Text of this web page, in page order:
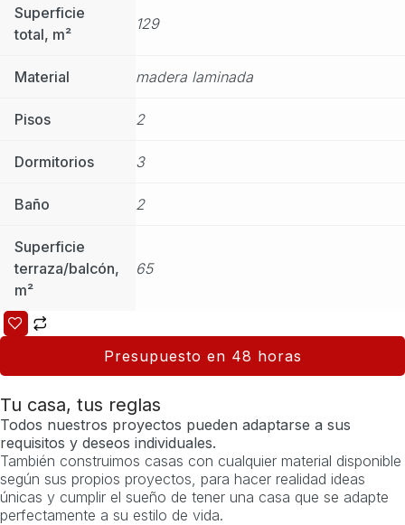
Superficie
total, m²
129
Material madera laminada
Pisos 2
Dormitorios 3
Baño 2
Superficie
terraza/balcón,
m²
65
Presupuesto en 48 horas
Tu casa, tus reglas
Todos nuestros proyectos pueden adaptarse a sus
requisitos y deseos individuales.
También construimos casas con cualquier material disponible
según sus propios proyectos, para hacer realidad ideas
únicas y cumplir el sueño de tener una casa que se adapte
perfectamente a su estilo de vida.